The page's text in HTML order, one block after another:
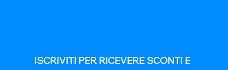
ISCRIVITI PER RICEVERE SCONTI E